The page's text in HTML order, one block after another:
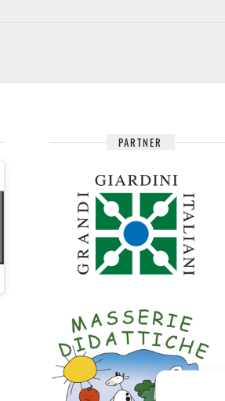
PARTNER